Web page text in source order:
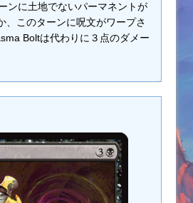
ンに土地でないパーマネントが
、このターンに呪文がワープさ
Boltは代わりに３点のダメー